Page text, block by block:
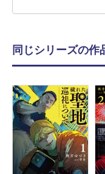
同じシリーズの作